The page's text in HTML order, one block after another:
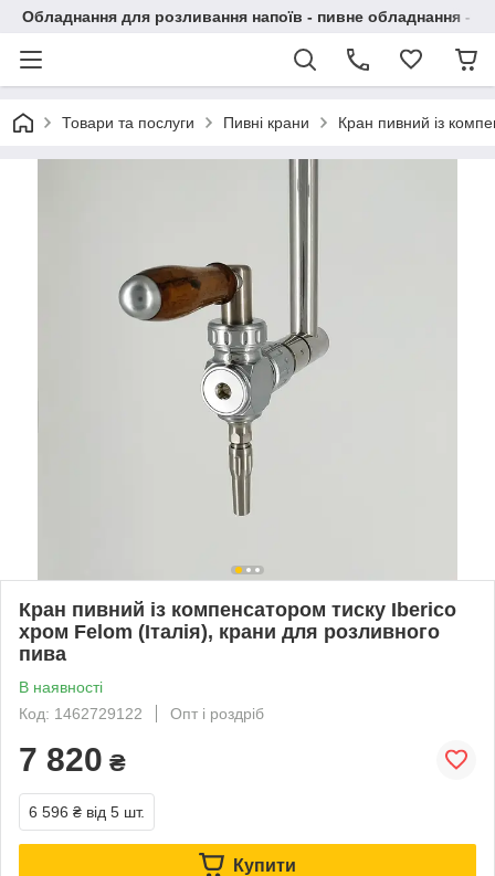
Обладнання для розливання напоїв - пивне обладнання - в
Товари та послуги Пивні крани Кран пивний із
Кран пивний із компенсатором тиску Iberico
хром Felom (Італія), крани для розливного
пива
В наявності
Код: 1462729122
Опт і роздріб
7 820 ₴
6 596 ₴ від 5 шт.
Купити